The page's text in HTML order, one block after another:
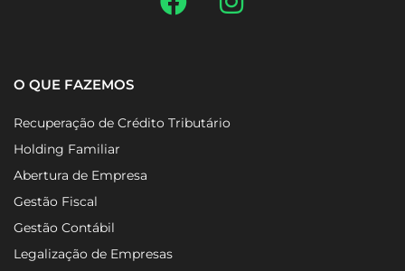
O QUE FAZEMOS
Recuperação de Crédito Tributário
Holding Familiar
Abertura de Empresa
Gestão Fiscal
Gestão Contábil
Legalização de Empresas